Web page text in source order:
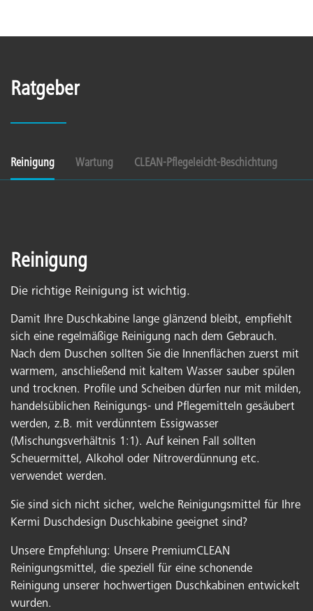
Ratgeber
Reinigung Wartung CLEAN-Pflegeleicht-Beschichtung
Reinigung
Die richtige Reinigung ist wichtig.
Damit Ihre Duschkabine lange glänzend bleibt, empfiehlt
sich eine regelmäßige Reinigung nach dem Gebrauch.
Nach dem Duschen sollten Sie die Innenflächen zuerst mit
warmem, anschließend mit kaltem Wasser sauber spülen
und trocknen. Profile und Scheiben dürfen nur mit milden,
handelsüblichen Reinigungs- und Pflegemitteln gesäubert
werden, z.B. mit verdünntem Essigwasser
(Mischungsverhältnis 1:1). Auf keinen Fall sollten
Scheuermittel, Alkohol oder Nitroverdünnung etc.
verwendet werden.
Sie sind sich nicht sicher, welche Reinigungsmittel für Ihre
Kermi Duschdesign Duschkabine geeignet sind?
Unsere Empfehlung: Unsere PremiumCLEAN
Reinigungsmittel, die speziell für eine schonende
Reinigung unserer hochwertigen Duschkabinen entwickelt
wurden.